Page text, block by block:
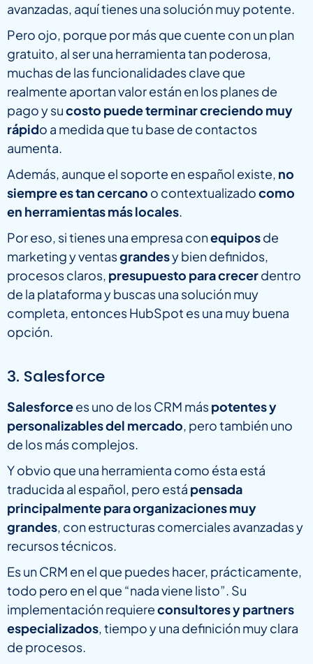
avanzadas, aquí tienes una solución muy potente.
Pero ojo, porque por más que cuente con un plan
gratuito, al ser una herramienta tan poderosa,
muchas de las funcionalidades clave que
realmente aportan valor están en los planes de
pago y sucosto puede terminar creciendo muy
rápido a medida que tu base de contactos
aumenta.
Además, aunque el soporte en español existe, no
siempre es tan cercano o contextualizadocomo
en herramientas más locales.
Por eso, si tienes una empresa conequiposde
marketing y ventasgrandesy bien definidos,
procesos claros, presupuesto para crecerdentro
de la plataforma y buscas una solución muy
completa, entonces HubSpot es una muy buena
opción.
3. Salesforce
Salesforcees uno de los CRM máspotentes y
personalizables del mercado, pero también uno
de los más complejos.
Y obvio que una herramienta como ésta está
traducida al español, pero está pensada
principalmente para organizaciones muy
grandes, con estructuras comerciales avanzadas y
recursos técnicos.
Es un CRM en el que puedes hacer, prácticamente,
todo pero en el que “nada viene listo”. Su
implementación requiereconsultores y partners
especializados, tiempo y una definición muy clara
de procesos.